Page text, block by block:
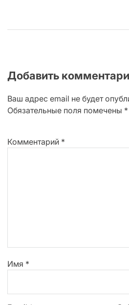
Добавить
Ваш адрес email не будет
Обязательные поля помечены *
Комментарий *
Имя *